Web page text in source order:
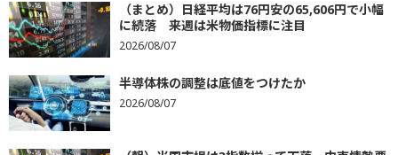
（まとめ）日経平均は76円安の65,606円で小幅
に続落 来週は米物価指標に注目
2026/08/07
半導体株の調整は底値をつけたか
2026/08/07